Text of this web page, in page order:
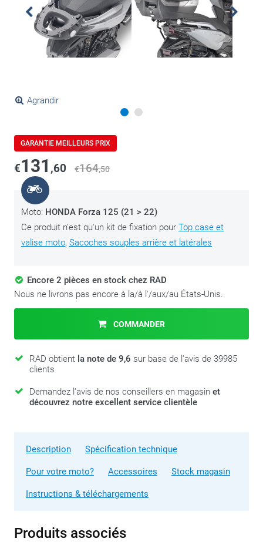
Agrandir
GARANTIE MEILLEURS PRIX
€131 ,60 €164,50
Moto: HONDA Forza 125 (21 > 22)
Ce produit n'est qu'un kit de fixation pour Top case et
valise moto, Sacoches souples arrière et latérales
Encore 2 pièces en stock chez RAD
Nous ne livrons pas encore à la/à l'/aux/au États-Unis.
COMMANDER
RAD obtient la note de 9,6 sur base de l'avis de 39985
clients
Demandez l'avis de nos conseillers en magasin et
découvrez notre excellent service clientèle
Description Spécification technique
Pour votre moto? Accessoires Stock magasin
Instructions & téléchargements
Produits associés